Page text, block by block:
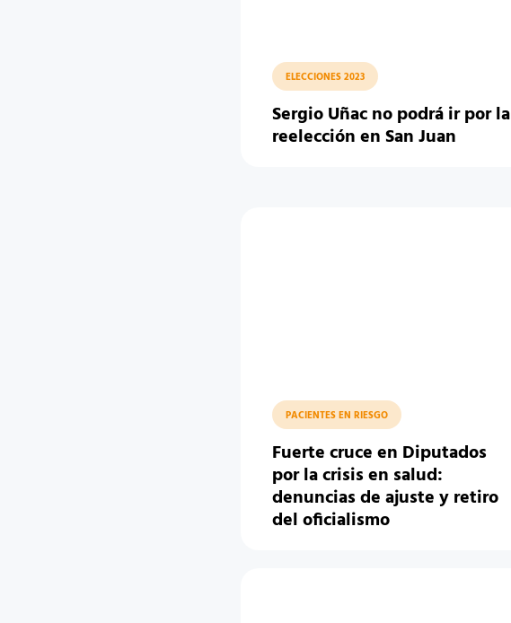
ELECCIONES 2023
Sergio Uñac no podrá ir por la
reelección en San Juan
PACIENTES EN RIESGO
Fuerte cruce en Diputados
por la crisis en salud:
denuncias de ajuste y retiro
del oficialismo